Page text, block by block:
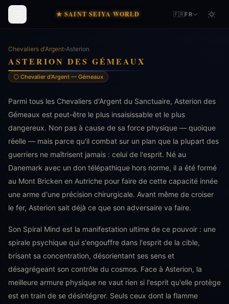
★ SAINT SEIYA WORLD 🇫🇷FR
Chevaliers d'Argent›Asterion
ASTERION DES GÉMEAUX
⚪ Chevalier d'Argent — Gémeaux
Parmi tous les Chevaliers d'Argent du Sanctuaire, Asterion des
Gémeaux est peut-être le plus insaisissable et le plus
dangereux. Non pas à cause de sa force physique — quoique
réelle — mais parce qu'il combat sur un plan que la plupart des
guerriers ne maîtrisent jamais : celui de l'esprit. Né au
Danemark avec un don télépathique hors norme, il a été formé
au Mont Bricken en Autriche pour faire de cette capacité innée
une arme d'une précision chirurgicale. Avant même de croiser
le fer, Asterion sait déjà ce que son adversaire va faire.
Son Spiral Mind est la manifestation ultime de ce pouvoir : une
spirale psychique qui s'engouffre dans l'esprit de la cible,
brisant sa concentration, désorientant ses sens et
désagrégeant son contrôle du cosmos. Face à Asterion, la
meilleure armure physique ne vaut rien si l'esprit qu'elle protège
est en train de se désintégrer. Seuls ceux dont la flamme